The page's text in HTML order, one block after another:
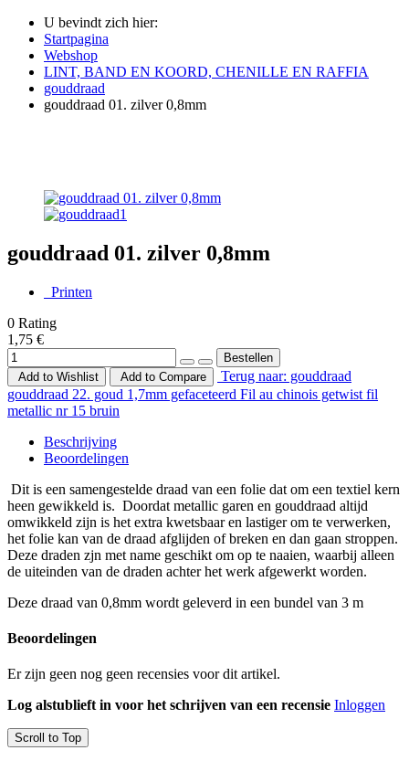
U bevindt zich hier:
Startpagina
Webshop
LINT, BAND EN KOORD, CHENILLE EN RAFFIA
gouddraad
gouddraad 01. zilver 0,8mm
gouddraad 01. zilver 0,8mm
Printen
0 Rating
1,75 €
Add to Wishlist Add to Compare
Terug naar: gouddraad
gouddraad 22. goud 1,7mm gefaceteerd Fil au chinois getwist fil
metallic nr 15 bruin
Beschrijving
Beoordelingen
Dit is een samengestelde draad van een folie dat om een textiel kern
heen gewikkeld is. Doordat metallic garen en gouddraad altijd
omwikkeld zijn is het extra kwetsbaar en lastiger om te verwerken,
het folie kan van de draad afglijden of breken en dan gaan stroppen.
Deze draden zjn met name geschikt om op te naaien, waarbij alleen
de uiteinden van de draden achter het werk afgewerkt worden.
Deze draad van 0,8mm wordt geleverd in een bundel van 3 m
Beoordelingen
Er zijn geen nog geen recensies voor dit artikel.
Log alstublieft in voor het schrijven van een recensie Inloggen
Scroll to Top